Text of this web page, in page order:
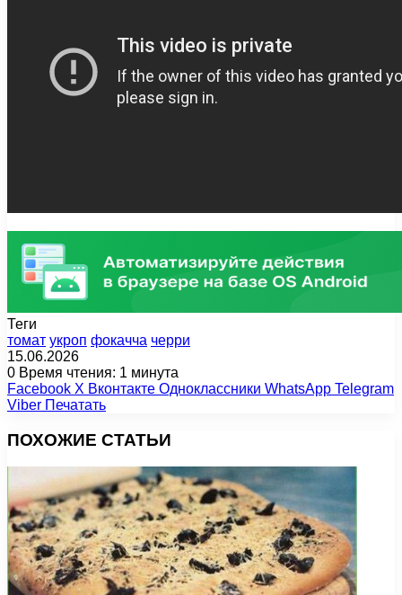
Теги
томат укроп фокачча черри
15.06.2026
0 Время чтения: 1 минута
Facebook X Вконтакте Одноклассники WhatsApp Telegram
Viber Печатать
ПОХОЖИЕ СТАТЬИ